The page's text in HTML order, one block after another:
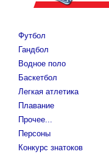
Футбол
Гандбол
Водное поло
Баскетбол
Легкая атлетика
Плавание
Прочее...
Персоны
Конкурс знатоков